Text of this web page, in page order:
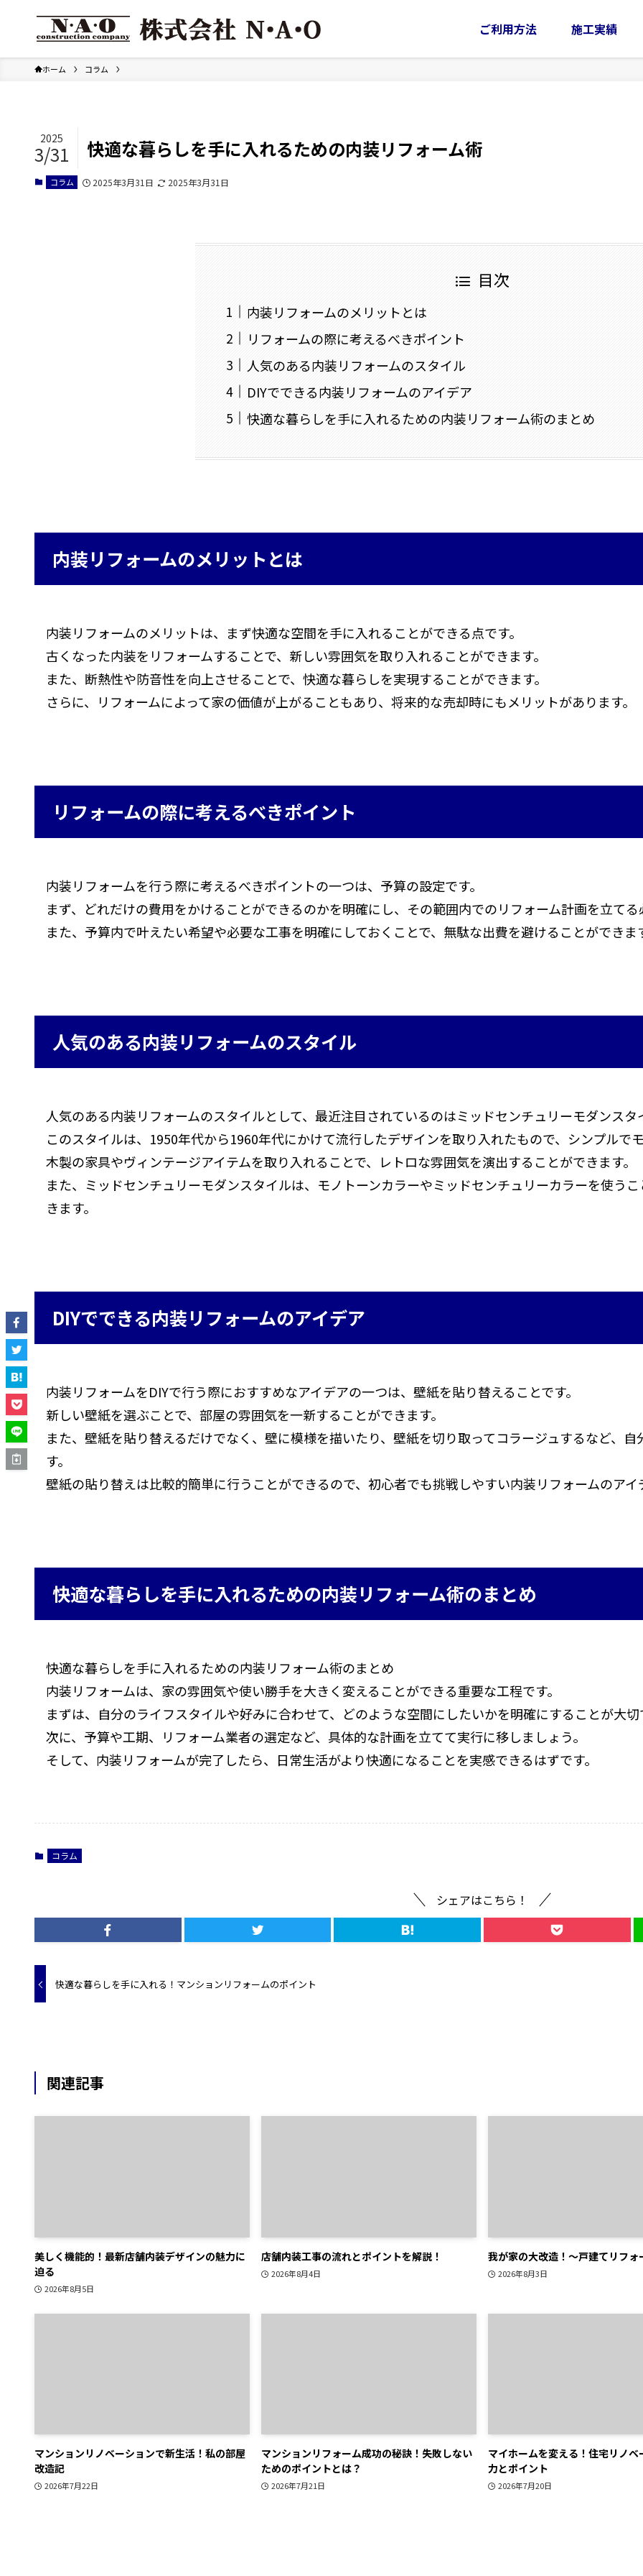
ご利用方法 施工実績
ホーム コラム
快適な暮らしを手に入れるための内装リフォーム術
2025
3/31
コラム 2025年3月31日 2025年3月31日
目次
内装リフォームのメリットとは
リフォームの際に考えるべきポイント
人気のある内装リフォームのスタイル
DIYでできる内装リフォームのアイデア
快適な暮らしを手に入れるための内装リフォーム術のまとめ
内装リフォームのメリットとは
内装リフォームのメリットは、まず快適な空間を手に入れることができる点です。
古くなった内装をリフォームすることで、新しい雰囲気を取り入れることができます。
また、断熱性や防音性を向上させることで、快適な暮らしを実現することができます。
さらに、リフォームによって家の価値が上がることもあり、将来的な売却時にもメリットがあります。
リフォームの際に考えるべきポイント
内装リフォームを行う際に考えるべきポイントの一つは、予算の設定です。
まず、どれだけの費用をかけることができるのかを明確にし、その範囲内でのリフォーム計画を立て
また、予算内で叶えたい希望や必要な工事を明確にしておくことで、無駄な出費を避けることができま
人気のある内装リフォームのスタイル
人気のある内装リフォームのスタイルとして、最近注目されているのはミッドセンチュリーモダンスタ
このスタイルは、1950年代から1960年代にかけて流行したデザインを取り入れたもので、シンプルで
木製の家具やヴィンテージアイテムを取り入れることで、レトロな雰囲気を演出することができます。
また、ミッドセンチュリーモダンスタイルは、モノトーンカラーやミッドセンチュリーカラーを使う
きます。
DIYでできる内装リフォームのアイデア
内装リフォームをDIYで行う際におすすめなアイデアの一つは、壁紙を貼り替えることです。
新しい壁紙を選ぶことで、部屋の雰囲気を一新することができます。
また、壁紙を貼り替えるだけでなく、壁に模様を描いたり、壁紙を切り取ってコラージュするなど、
す。
壁紙の貼り替えは比較的簡単に行うことができるので、初心者でも挑戦しやすい内装リフォームのア
快適な暮らしを手に入れるための内装リフォーム術のまとめ
快適な暮らしを手に入れるための内装リフォーム術のまとめ
内装リフォームは、家の雰囲気や使い勝手を大きく変えることができる重要な工程です。
まずは、自分のライフスタイルや好みに合わせて、どのような空間にしたいかを明確にすることが大切
次に、予算や工期、リフォーム業者の選定など、具体的な計画を立てて実行に移しましょう。
そして、内装リフォームが完了したら、日常生活がより快適になることを実感できるはずです。
コラム
シェアはこちら！
快適な暮らしを手に入れる！マンションリフォームのポイント
関連記事
美しく機能的！最新店舗内装デザインの魅力に
迫る
2026年8月5日
店舗内装工事の流れとポイントを解説！
2026年8月4日
我が家の大改造！～戸建てリフォ
2026年8月3日
マンションリノベーションで新生活！私の部屋
改造記
2026年7月22日
マンションリフォーム成功の秘訣！失敗しない
ためのポイントとは？
2026年7月21日
マイホームを変える！住宅リノベ
力とポイント
2026年7月20日